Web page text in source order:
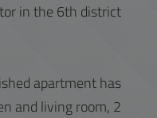
in the 6th district.
apartment has
and living room, 2